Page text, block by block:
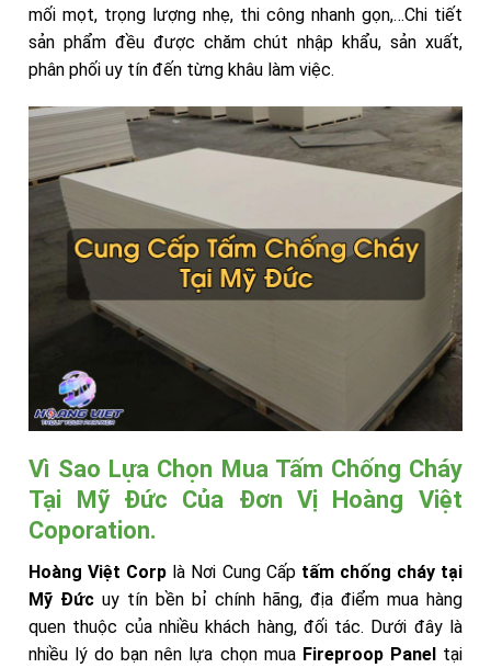
mối mọt, trọng lượng nhẹ, thi công nhanh gọn,…Chi tiết
sản phẩm đều được chăm chút nhập khẩu, sản xuất,
phân phối uy tín đến từng khâu làm việc.
Vì Sao Lựa Chọn Mua Tấm Chống Cháy
Tại Mỹ Đức Của Đơn Vị Hoàng Việt
Coporation.
Hoàng Việt Corp là Nơi Cung Cấp tấm chống cháy tại
Mỹ Đứcuy tín bền bỉ chính hãng, địa điểm mua hàng
quen thuộc của nhiều khách hàng, đối tác. Dưới đây là
nhiều lý do bạn nên lựa chọn mua Fireproop Paneltại